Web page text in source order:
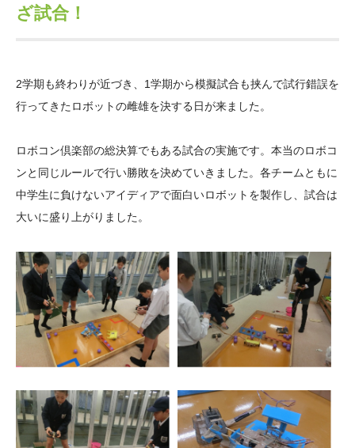
年報一覧 中谷財団レポート
研究助成
ム
次世代理系人材育成プ
ログラム助成
その他情報
アクセス よくあるご質問
日本語 English マイページ
ざ試合！
2学期も終わりが近づき、1学期から模擬試合も挟んで試行錯誤を
行ってきたロボットの雌雄を決する日が来ました。
ロボコン倶楽部の総決算でもある試合の実施です。本当のロボコ
ンと同じルールで行い勝敗を決めていきました。各チームともに
中学生に負けないアイディアで面白いロボットを製作し、試合は
大いに盛り上がりました。